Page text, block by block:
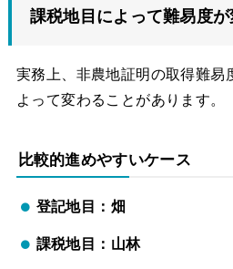
課税地目によって難易度
実務上、非農地証明の取得難易
よって変わることがあります。
比較的進めやすいケース
登記地目：畑
課税地目：山林